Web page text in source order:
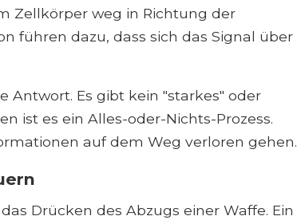
Zellkörper weg in Richtung der
führen dazu, dass sich das Signal über
Antwort. Es gibt kein "starkes" oder
ist es ein Alles-oder-Nichts-Prozess.
auf dem Weg verloren gehen.
Drücken des Abzugs einer Waffe. Ein